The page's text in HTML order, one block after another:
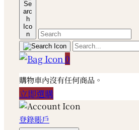
0
購物車內沒有任何商品。
立即選購
登錄賬戶